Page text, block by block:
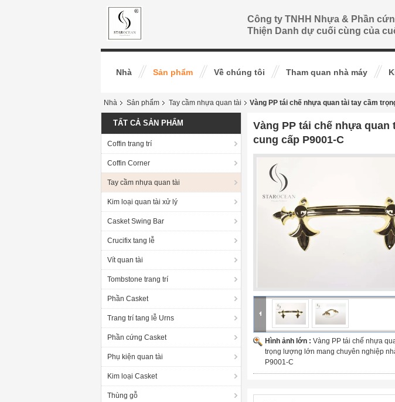
Công ty TNHH Nhựa & Phần
Thiện Danh dự cuối cùng của
Nhà Sản phẩm Về chúng tôi Tham quan nhà máy
Nhà Sản phẩm Tay cầm nhựa quan tài Vàng PP tái chế nhựa quan tài tay cầm
TẤT CẢ SẢN PHẨM
Coffin trang trí
Coffin Corner
Tay cầm nhựa quan tài
Kim loại quan tài xử lý
Casket Swing Bar
Crucifix tang lễ
Vít quan tài
Tombstone trang trí
Phần Casket
Trang trí tang lễ Urns
Phần cứng Casket
Phụ kiện quan tài
Kim loại Casket
Thùng gỗ
Vàng PP tái chế nhựa
cung cấp P9001-C
Hình ảnh lớn : Vàng PP tái chế nhựa
trọng lượng lớn mang chuyên nghiệp
P9001-C